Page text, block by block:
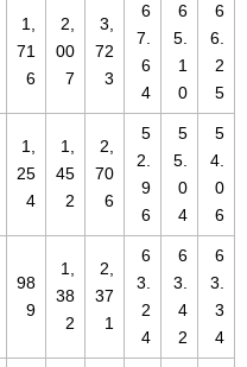
1,
71
6
2,
00
7
3,
72
3
6
7.
6
4
6
5.
1
0
6
6.
2
5
1,
25
4
1,
45
2
2,
70
6
5
2.
9
6
5
5.
0
4
5
4.
0
6
98
9
1,
38
2
2,
37
1
6
3.
2
4
6
3.
4
2
6
3.
3
4